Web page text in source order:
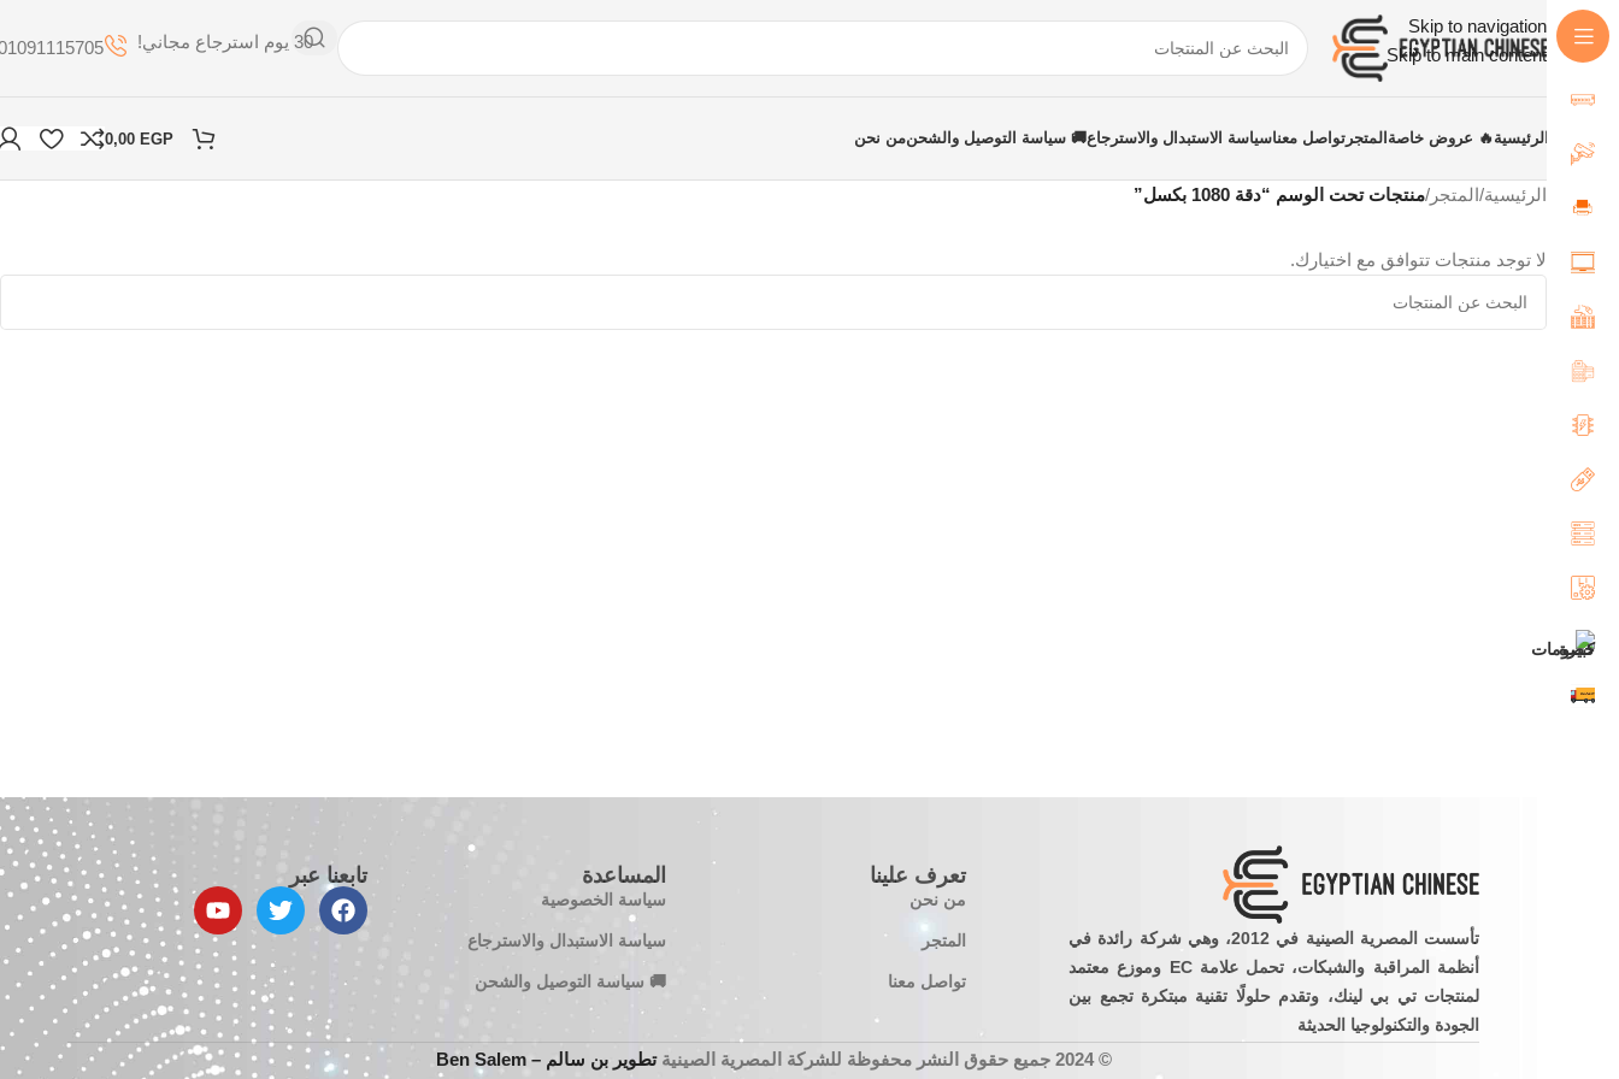
Skip to navigation
Skip to main content
30 يوم استرجاع مجاني!
الرئيسية 🔥 عروض خاصة المتجر تواصل معناسياسة الاستبدال والاسترجاع🚚 سياسة التوصيل والشحنمن نحن 0,00 EGP
الرئيسية/المتجر /منتجات تحت الوسم “دقة 1080 بكسل”
لا توجد منتجات تتوافق مع اختيارك.
تأسست المصرية الصينية في 2012، وهي شركة رائدة في
أنظمة المراقبة والشبكات، تحمل علامة EC وموزع معتمد
لمنتجات تي بي لينك، وتقدم حلولًا تقنية مبتكرة تجمع بين
الجودة والتكنولوجيا الحديثة
تعرف علينا
من نحن
المتجر
تواصل معنا
المساعدة
سياسة الخصوصية
سياسة الاستبدال والاسترجاع
🚚 سياسة التوصيل والشحن
تابعنا عبر
© 2024 جميع حقوق النشر محفوظة للشركة المصرية الصينية تطوير بن سالم – Ben Salem